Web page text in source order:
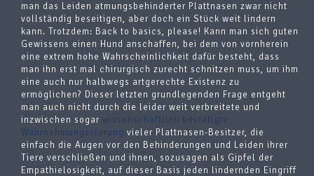
man das Leiden atmungsbehinderter Plattnasen zwar nicht
vollständig beseitigen, aber doch ein Stück weit lindern
kann. Trotzdem: Back to basics, please! Kann man sich guten
Gewissens einen Hund anschaffen, bei dem von vornherein
eine extrem hohe Wahrscheinlichkeit dafür besteht, dass
man ihn erst mal chirurgisch zurecht schnitzen muss, um ihm
eine auch nur halbwegs artgerechte Existenz zu
ermöglichen? Dieser letzten grundlegenden Frage entgeht
man auch nicht durch die leider weit verbreitete und
inzwischen sogar wissenschaftlich bestätigte
Wahrnehmungsstörung vieler Plattnasen-Besitzer, die
einfach die Augen vor den Behinderungen und Leiden ihrer
Tiere verschließen und ihnen, sozusagen als Gipfel der
Empathielosigkeit, auf dieser Basis jeden lindernden Eingriff